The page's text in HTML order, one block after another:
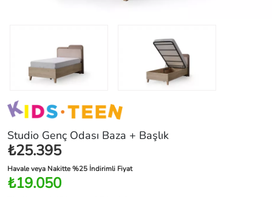
Studio Genç Odası Baza + Başlık
₺25.395
Havale veya Nakitte %25 İndirimli Fiyat
₺19.050